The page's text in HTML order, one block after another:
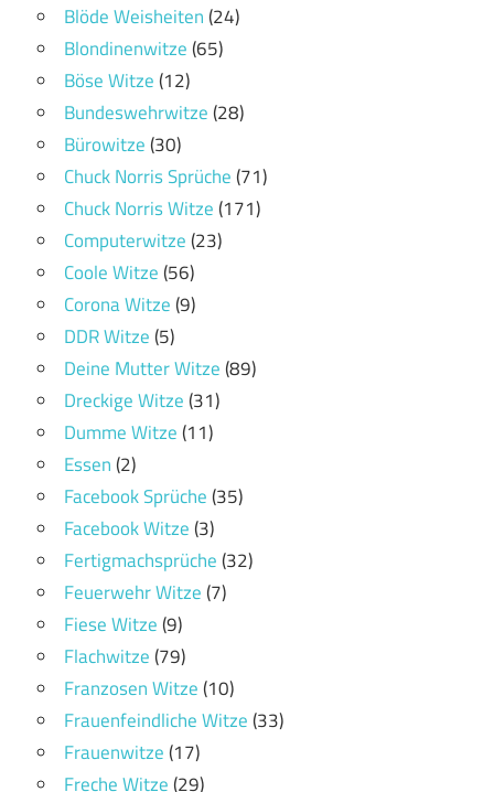
Blöde Weisheiten(24)
Blondinenwitze(65)
Böse Witze(12)
Bundeswehrwitze(28)
Bürowitze(30)
Chuck Norris Sprüche(71)
Chuck Norris Witze(171)
Computerwitze(23)
Coole Witze(56)
Corona Witze(9)
DDR Witze(5)
Deine Mutter Witze(89)
Dreckige Witze(31)
Dumme Witze(11)
Essen(2)
Facebook Sprüche(35)
Facebook Witze(3)
Fertigmachsprüche(32)
Feuerwehr Witze(7)
Fiese Witze(9)
Flachwitze(79)
Franzosen Witze(10)
Frauenfeindliche Witze(33)
Frauenwitze(17)
Freche Witze(29)